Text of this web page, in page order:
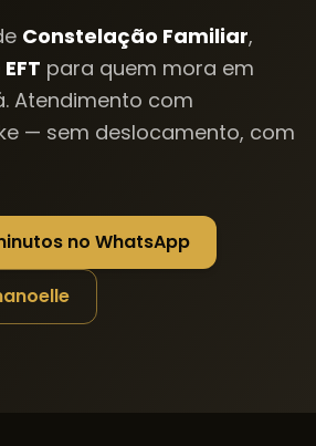
Constelação Familiar,
EFT para quem mora em
. Atendimento com
— sem deslocamento, com
no WhatsApp